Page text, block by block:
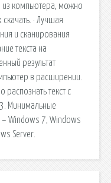
из компьютера, можно
· Лучшая
и сканирования
текста на
результат
в расширении.
распознать текст с
Минимальные
Windows 7, Windows
Server.